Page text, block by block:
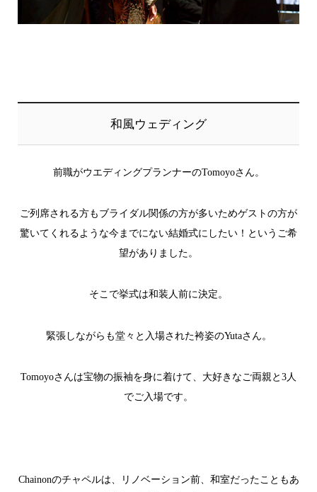
和風ウェディング
前職がウエディングプランナーのTomoyoさん。
ご列席される方もブライダル関係の方が多いためゲストの方が
驚いてくれるような今までにない結婚式にしたい！というご希
望がありました。
そこで挙式は和装人前に決定。
緊張しながらも堂々と入場された袴姿のYutaさん。
Tomoyoさんは宝物の振袖を身に着けて、大好きなご両親と 3人
でご入場です。
Chainonのチャペルは、リノベーション前、和室だったこともあ